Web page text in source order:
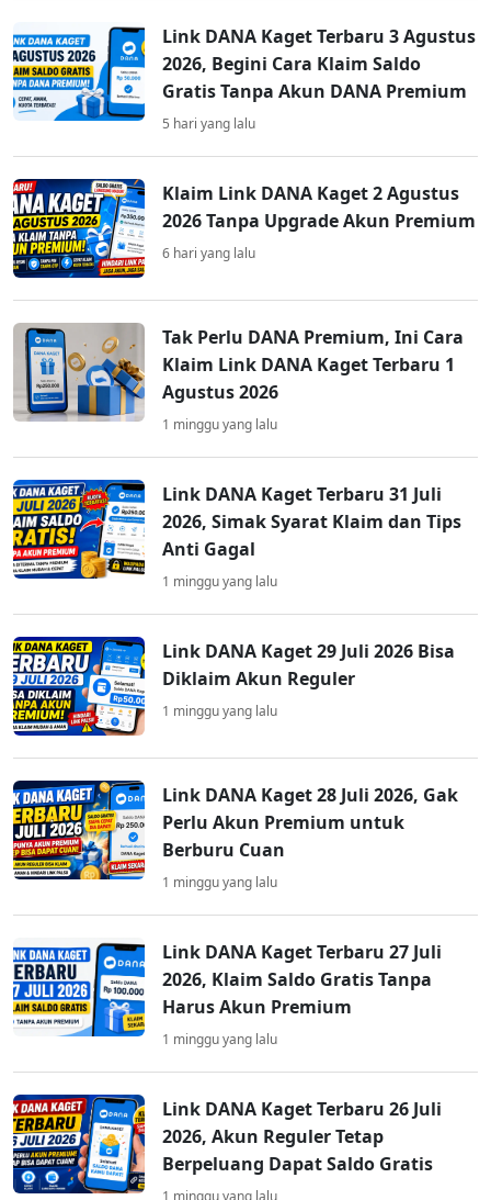
Link DANA Kaget Terbaru 3 Agustus
2026, Begini Cara Klaim Saldo
Gratis Tanpa Akun DANA Premium
5 hari yang lalu
Klaim Link DANA Kaget 2 Agustus
2026 Tanpa Upgrade Akun Premium
6 hari yang lalu
Tak Perlu DANA Premium, Ini Cara
Klaim Link DANA Kaget Terbaru 1
Agustus 2026
1 minggu yang lalu
Link DANA Kaget Terbaru 31 Juli
2026, Simak Syarat Klaim dan Tips
Anti Gagal
1 minggu yang lalu
Link DANA Kaget 29 Juli 2026 Bisa
Diklaim Akun Reguler
1 minggu yang lalu
Link DANA Kaget 28 Juli 2026, Gak
Perlu Akun Premium untuk
Berburu Cuan
1 minggu yang lalu
Link DANA Kaget Terbaru 27 Juli
2026, Klaim Saldo Gratis Tanpa
Harus Akun Premium
1 minggu yang lalu
Link DANA Kaget Terbaru 26 Juli
2026, Akun Reguler Tetap
Berpeluang Dapat Saldo Gratis